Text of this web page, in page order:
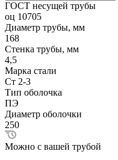
ГОСТ несущей трубы
оц 10705
Диаметр трубы, мм
168
Стенка трубы, мм
4,5
Марка стали
Ст 2-3
Тип оболочка
ПЭ
Диаметр оболочки
250
Можно с вашей трубой